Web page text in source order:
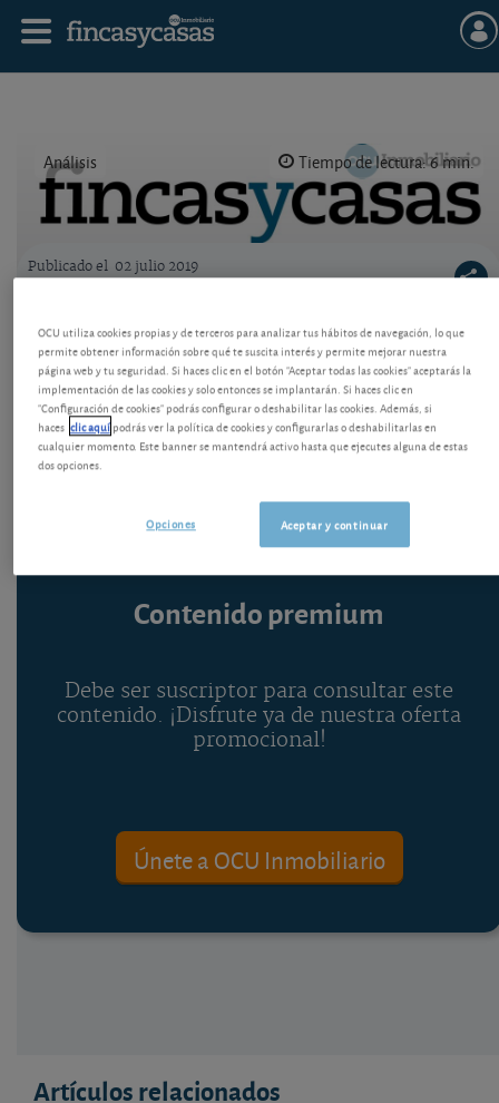
Análisis Tiempo de lectura: 6 min.
Logo OCU inmobiliario
Publicado el 02 julio 2019
Acudir a una agencia de alquiler seguro o
garantizado
Qué garantizan y cuánto cobran las agencias para
arrendadores. En qué consiste su "seguridad" o su
"garantía". Mejores alternativas.
Contenido premium
Debe ser suscriptor para consultar este
contenido. ¡Disfrute ya de nuestra oferta
promocional!
Únete a OCU Inmobiliario
Artículos relacionados
OCU utiliza cookies propias y de terceros para analizar tus hábitos de navegación, lo que
permite obtener información sobre qué te suscita interés y permite mejorar nuestra
página web y tu seguridad. Si haces clic en el botón "Aceptar todas las cookies" aceptarás la
implementación de las cookies y solo entonces se implantarán. Si haces clic en
"Configuración de cookies" podrás configurar o deshabilitar las cookies. Además, si
haces clic aquípodrás ver la política de cookies y configurarlas o deshabilitarlas en
cualquier momento. Este banner se mantendrá activo hasta que ejecutes alguna de estas
dos opciones.
Aceptar y continuar
Opciones